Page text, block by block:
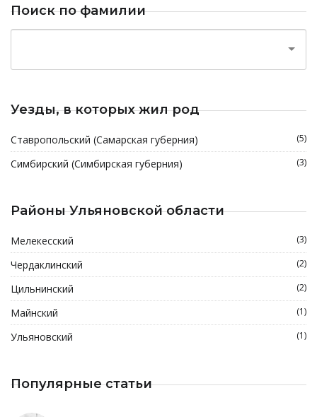
Поиск по фамилии
Уезды, в которых жил род
Ставропольский (Самарская губерния) (5)
Симбирский (Симбирская губерния) (3)
Районы Ульяновской области
Мелекесский (3)
Чердаклинский (2)
Цильнинский (2)
Майнский (1)
Ульяновский (1)
Популярные статьи